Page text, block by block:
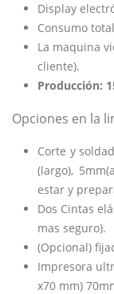
Display
Consumo
La maquina
cliente).
Producción:
Opciones en la
Corte y
(largo),
estar y
Dos Cintas
mas seguro).
(Opcional)
Impresora
x70 mm)